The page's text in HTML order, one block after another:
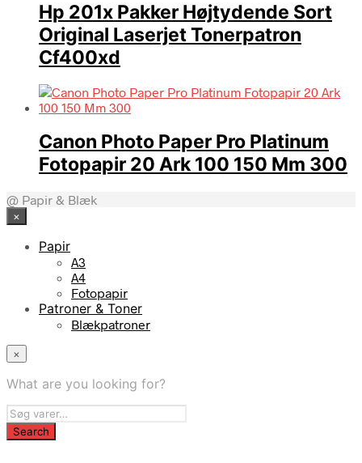
Hp 201x Pakker Højtydende Sort
Original Laserjet Tonerpatron
Cf400xd
Canon Photo Paper Pro Platinum
Fotopapir 20 Ark 100 150 Mm 300
@ Papir & Blæk
×
Papir
A3
A4
Fotopapir
Patroner & Toner
Blækpatroner
×
What are you looking for?